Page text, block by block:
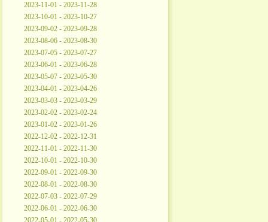
2023-11-01 - 2023-11-28
2023-10-01 - 2023-10-27
2023-09-02 - 2023-09-28
2023-08-06 - 2023-08-30
2023-07-05 - 2023-07-27
2023-06-01 - 2023-06-28
2023-05-07 - 2023-05-30
2023-04-01 - 2023-04-26
2023-03-03 - 2023-03-29
2023-02-02 - 2023-02-24
2023-01-02 - 2023-01-26
2022-12-02 - 2022-12-31
2022-11-01 - 2022-11-30
2022-10-01 - 2022-10-30
2022-09-01 - 2022-09-30
2022-08-01 - 2022-08-30
2022-07-03 - 2022-07-29
2022-06-01 - 2022-06-30
2022-05-01 - 2022-05-30